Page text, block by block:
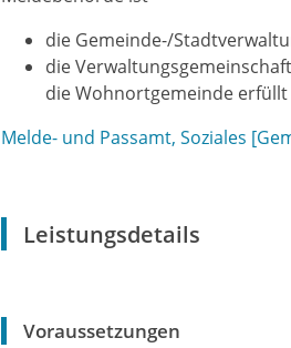
die Gemeinde-/
die
die Wohnortgemeinde erfüllt
Melde- und Passamt, Soziales
Leistungsdetails
Voraussetzungen